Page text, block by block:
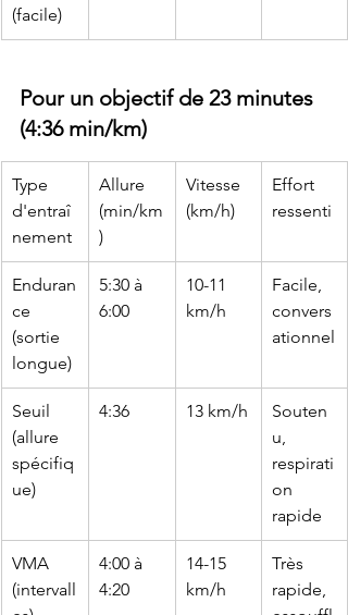
(facile)
Pour un objectif de 23 minutes
(4:36 min/km)
Type
d'entraî
nement
Allure
(min/km
)
Vitesse
(km/h)
Effort
ressenti
Enduran
ce
(sortie
longue)
5:30 à
6:00
10-11
km/h
Facile,
convers
ationnel
Seuil
(allure
spécifiq
ue)
4:36 13 km/h
Souten
u,
respirati
on
rapide
VMA
(intervall
4:00 à
4:20
14-15
km/h
Très
rapide,